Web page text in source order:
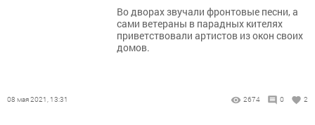
​​​​​​​Во дворах звучали фронтовые песни, а
сами ветераны в парадных кителях
приветствовали артистов из окон своих
домов.
08 мая 2021, 13:31 2674 0 2